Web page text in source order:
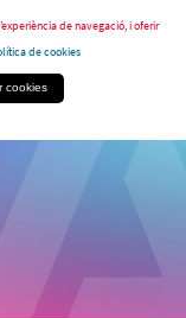
de navegació, i oferir
de cookies
cookies